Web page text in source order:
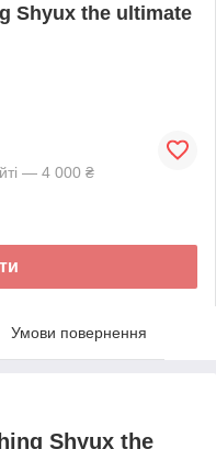
Shyux the ultimate
— 4 000 ₴
Умови повернення
Shyux the